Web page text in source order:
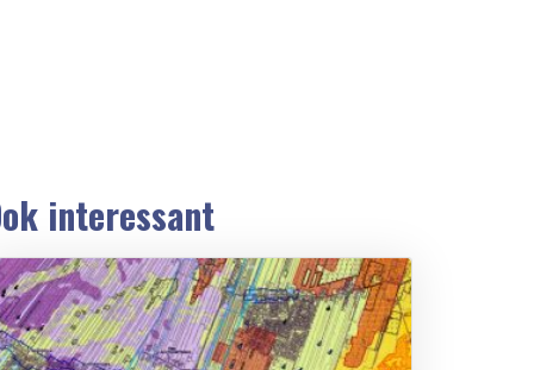
interessant